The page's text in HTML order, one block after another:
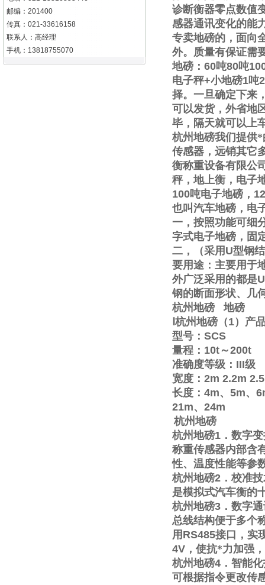
邮编：201400
传真：021-33616158
联系人：高经理
手机：13818755070
诊断衡器零点数值
感器通讯变化的能
专卖地磅的，面向
外。质量有保证需
地磅： 60吨80吨
电子秤+小地磅1吨2
择。一旦确定下来
可以发货，外省地
毕，隔天就可以上
杭州地磅我们提供
传感器，远销其它
衡称重设备有限公
秤，地上衡，电子
100吨电子地磅，
也叫汽车地磅，电
一，按照功能可细
字式电子地磅，固
二，（采用 U型钢
要用途：主要用于
外广泛采用的都是U
钢的断面形状、几
杭州地磅
地磅
杭州地磅（1）产
型号： SCS
量程： 10t～200t
准确度等级： III级
宽度： 2m 2.2m
长度： 4m、 5m、
21m、 24m
杭州地磅
杭州地磅1 ．数字
称重传感器内部含
性、温度性能等参
杭州地磅2 ．校准
是模拟式汽车衡的
杭州地磅3 ．数字
总线结构便于多个
用 RS485接口，实
4V ，使抗*力加强
杭州地磅4 ．智能
可根据指令更改传